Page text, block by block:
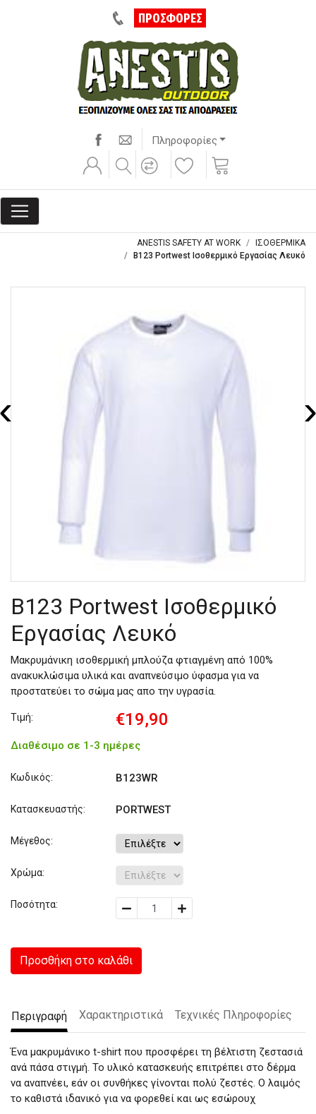
ΠΡΟΣΦΟΡΕΣ
Πληροφορίες
ANESTIS SAFETY AT WORK
ΙΣΟΘΕΡΜΙΚΑ
B123 Portwest Ισοθερμικό Εργασίας Λευκό
B123 Portwest Ισοθερμικό
Εργασίας Λευκό
Μακρυμάνικη ισοθερμική μπλούζα φτιαγμένη από 100%
ανακυκλώσιμα υλικά και αναπνεύσιμο ύφασμα για να
προστατεύει το σώμα μας απο την υγρασία.
Τιμή: €19,90
Διαθέσιμο σε 1-3 ημέρες
Κωδικός: B123WR
Κατασκευαστής: PORTWEST
Μέγεθος:
Χρώμα:
Ποσότητα:
Προσθήκη στο καλάθι
Περιγραφή Χαρακτηριστικά Τεχνικές Πληροφορίες
Ένα μακρυμάνικο t-shirt που προσφέρει τη βέλτιστη ζεστασιά
ανά πάσα στιγμή. Το υλικό κατασκευής επιτρέπει στο δέρμα
να αναπνέει, εάν οι συνθήκες γίνονται πολύ ζεστές. Ο λαιμός
το καθιστά ιδανικό για να φορεθεί και ως εσώρουχ